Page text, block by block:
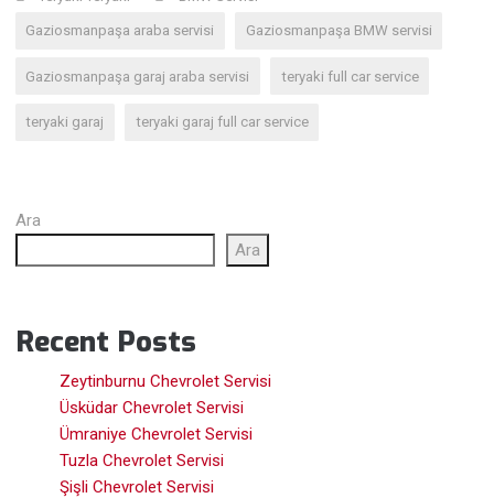
Gaziosmanpaşa araba servisi Gaziosmanpaşa BMW servisi
Gaziosmanpaşa garaj araba servisi teryaki full car service
teryaki garaj teryaki garaj full car service
Ara
Ara
Recent Posts
Zeytinburnu Chevrolet Servisi
Üsküdar Chevrolet Servisi
Ümraniye Chevrolet Servisi
Tuzla Chevrolet Servisi
Şişli Chevrolet Servisi